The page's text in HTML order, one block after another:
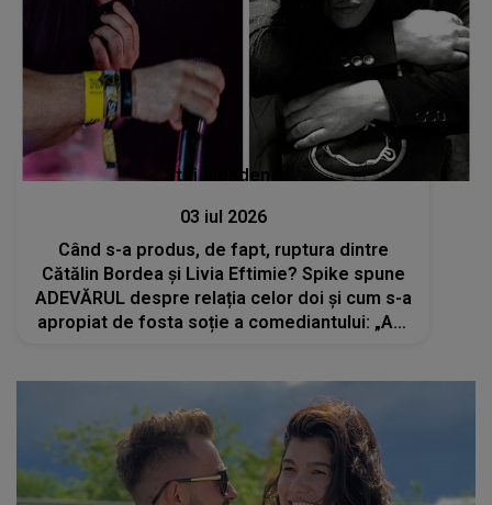
Stiri mondene
03 iul 2026
Când s-a produs, de fapt, ruptura dintre
Cătălin Bordea și Livia Eftimie? Spike spune
ADEVĂRUL despre relația celor doi și cum s-a
apropiat de fosta soție a comediantului: „Am